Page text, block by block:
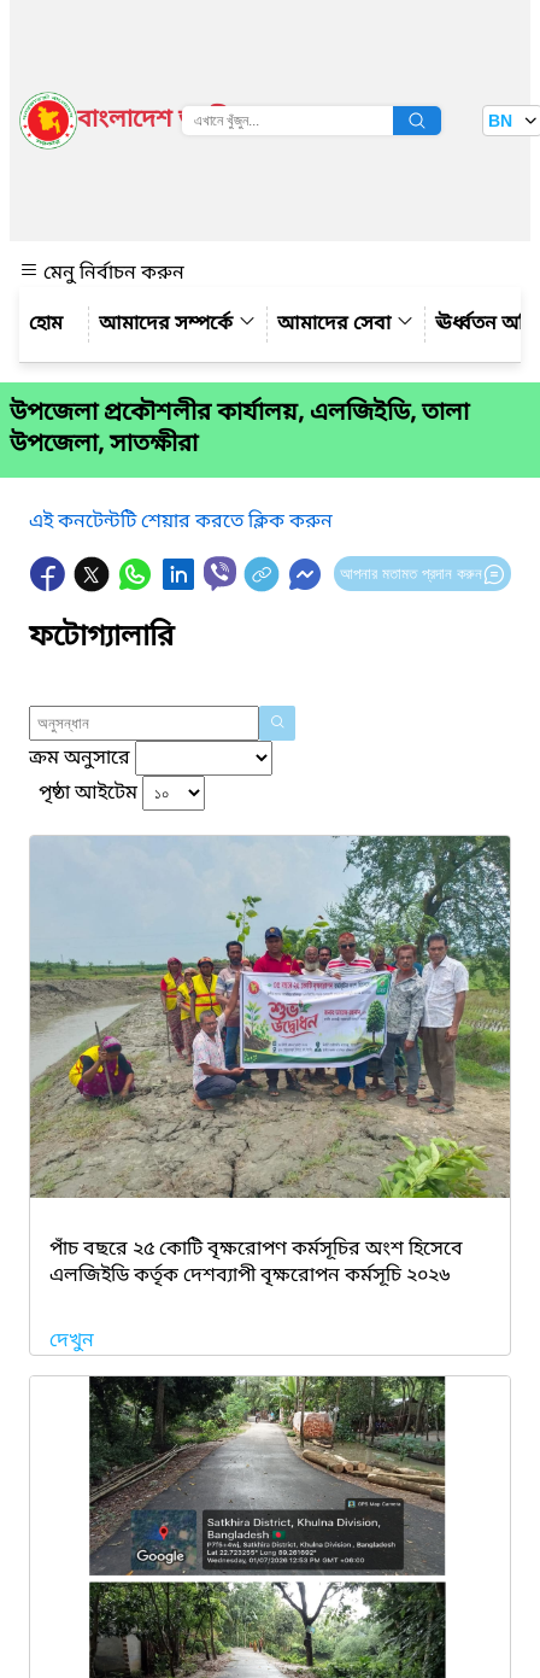
বাংলাদেশ জাতীয় তথ্য বাতায়ন BN
মেনু নির্বাচন করুন
আমাদের সম্পর্কে
আমাদের সেবা ঊর্ধ্বতন
উপজেলা প্রকৌশলীর কার্যালয়, এলজিইডি, তালা
উপজেলা, সাতক্ষীরা
এই কনটেন্টটি শেয়ার করতে ক্লিক করুন
আপনার মতামত প্রদান করুন
ফটোগ্যালারি
ক্রম অনুসারে
পৃষ্ঠা আইটেম
পাঁচ বছরে ২৫ কোটি বৃক্ষরোপণ কর্মসূচির অংশ হিসেবে
এলজিইডি কর্তৃক দেশব্যাপী বৃক্ষরোপন কর্মসূচি ২০২৬
দেখুন